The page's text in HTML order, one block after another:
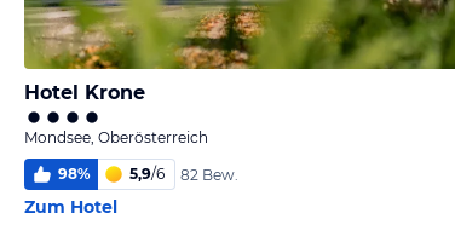
Hotel Krone
Mondsee, Oberösterreich
98% 5,9/6 82 Bew.
Zum Hotel